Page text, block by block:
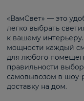
«ВамСвет» — это
легко выбрать
к вашему
мощности каждый
для любого
правильности
самовывозом в шоу-
доставку на дом.